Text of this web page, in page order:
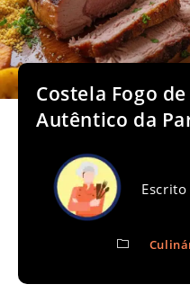
Costela Fogo
Autêntico da